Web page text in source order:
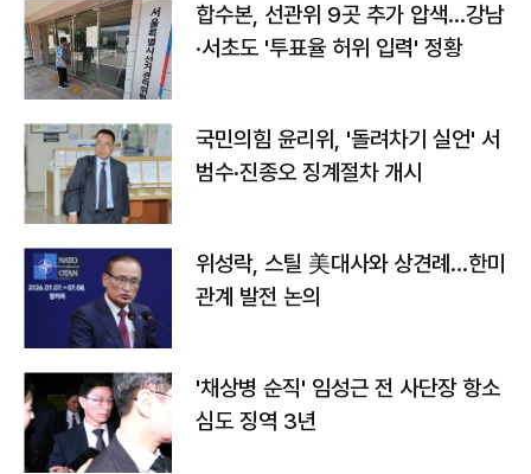
합수본, 선관위 9곳 추가 압색…강남
·서초도 '투표율 허위 입력' 정황
국민의힘 윤리위, '돌려차기 실언' 서
범수·진종오 징계절차 개시
위성락, 스틸 美대사와 상견례…한미
관계 발전 논의
'채상병 순직' 임성근 전 사단장 항소
심도 징역 3년